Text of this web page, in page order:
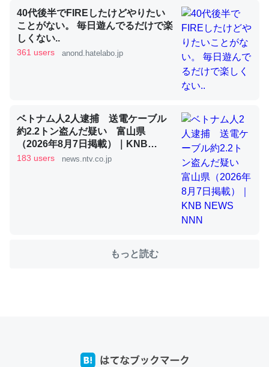
利だから両方が拮抗してるのでは」とあって面白い。海に
いる鋏角類（カブトガニ・ウミグモ）はカルシウムを使わ
ずキチンを強化してる筈だが、酵素が違うのか？
─ニュース :: 【研究発表】昆虫学の大問題＝「昆虫はなぜ海にいな
これを元に考えるとカルシウムを大量に使う脊椎動物と貝
類は苦労してるんだな…。腹足類だと殻を無くしてナメク
─ニュース :: 【研究発表】昆虫学の大問題＝「昆虫はなぜ海にいな
40代後半でFIREしたけどやりたい
ことがない。 毎日遊んでるだけで楽
しくない..
361 users anond.hatelabo.jp
ベトナム人2人逮捕 送電ケーブル
約2.2トン盗んだ疑い 富山県
（2026年8月7日掲載）｜KNB
NEWS NNN
183 users news.ntv.co.jp
もっと読む